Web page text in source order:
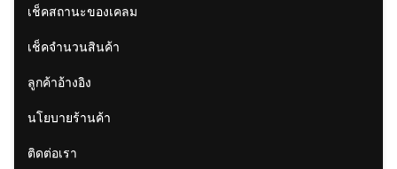
เช็คสถานะของเคลม
เช็คจำนวนสินค้า
ลูกค้าอ้างอิง
นโยบายร้านค้า
ติดต่อเรา